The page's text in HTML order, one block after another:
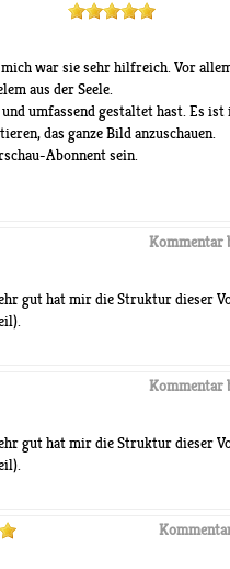
war sie sehr hilfreich. Vor
aus der Seele.
umfassend gestaltet hast. Es
das ganze Bild anzuschauen.
Abonnent sein.
Kommentar
gut hat mir die Struktur dieser
Kommentar
gut hat mir die Struktur dieser